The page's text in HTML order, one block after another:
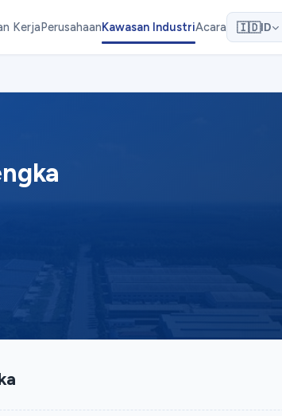
KerjaPerusahaanKawasan IndustriAcara 🇮🇩ID